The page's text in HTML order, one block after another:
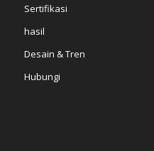
Sertifikasi
hasil
Desain & Tren
Hubungi